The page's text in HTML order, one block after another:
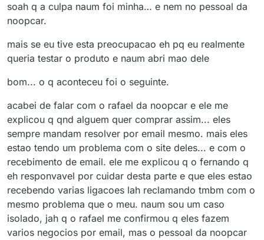
soah q a culpa naum foi minha… e nem no pessoal da
noopcar.
mais se eu tive esta preocupacao eh pq eu realmente
queria testar o produto e naum abri mao dele
bom... o q aconteceu foi o seguinte.
acabei de falar com o rafael da noopcar e ele me
explicou q qnd alguem quer comprar assim... eles
sempre mandam resolver por email mesmo. mais eles
estao tendo um problema com o site deles... e com o
recebimento de email. ele me explicou q o fernando q
eh responvavel por cuidar desta parte e que eles estao
recebendo varias ligacoes lah reclamando tmbm com o
mesmo problema que o meu. naum sou um caso
isolado, jah q o rafael me confirmou q eles fazem
varios negocios por email, mas o pessoal da noopcar